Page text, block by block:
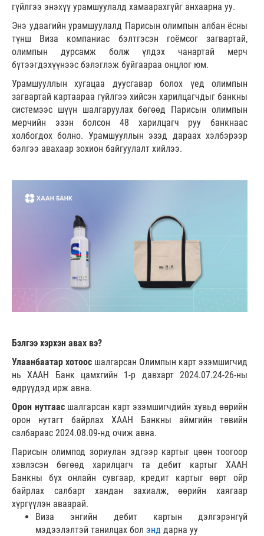
гүйлгээ энэхүү урамшуулалд хамаарахгүйг анхаарна уу.
Энэ удаагийн урамшуулалд Парисын олимпын албан ёсны
түнш Виза компаниас бэлтгэсэн гоёмсог загвартай,
олимпын дурсамж болж үлдэх чанартай мерч
бүтээгдэхүүнээс бэлэглэж буйгаараа онцлог юм.
Урамшууллын хугацаа дуусгавар болох үед олимпын
загвартай картаараа гүйлгээ хийсэн харилцагчдыг банкны
системээс шүүн шалгаруулах бөгөөд Парисын олимпын
мерчийн эзэн болсон 48 харилцагч руу банкнаас
холбогдох болно. Урамшууллын эзэд дараах хэлбэрээр
бэлгээ авахаар зохион байгуулалт хийлээ.
Бэлгээ хэрхэн авах вэ?
Улаанбаатар хотоос шалгарсан Олимпын карт эзэмшигчид
нь ХААН Банк цамхгийн 1-р давхарт 2024.07.24-26-ны
өдрүүдэд ирж авна.
Орон нутгаасшалгарсан карт эзэмшигчдийн хувьд өөрийн
орон нутагт байрлах ХААН Банкны аймгийн төвийн
салбараас 2024.08.09-нд очиж авна.
Парисын олимпод зориулан эдгээр картыг цөөн тоогоор
хэвлэсэн бөгөөд харилцагч та дебит картыг ХААН
Банкны бүх онлайн сувгаар, кредит картыг өөрт ойр
байрлах салбарт хандан захиалж, өөрийн хаягаар
хүргүүлэн аваарай.
Виза энгийн дебит картын дэлгэрэнгүй
мэдээлэлтэй танилцах бол энд дарна уу